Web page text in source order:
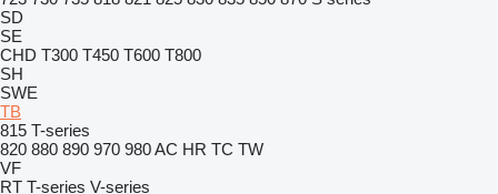
SD
SE
CHD T300 T450 T600 T800
SH
SWE
TB
815 T-series
820 880 890 970 980AC HR TC TW
VF
RT T-series V-series